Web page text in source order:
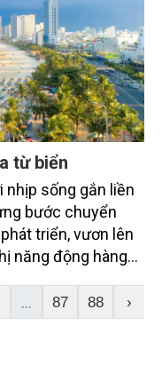
từ biển
nhịp sống gắn liền
bước chuyển
triển, vươn lên
năng động hàng
là quá trình gìn giữ
biển.
... 87 88 ›